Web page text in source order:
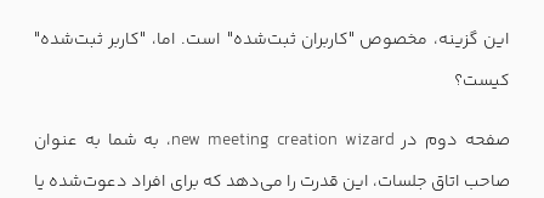
این گزینه، مخصوص "کاربران ثبت‌شده" است. اما، "کاربر ثبت‌شده"
کیست؟
صفحه دوم در new meeting creation wizard، به شما به عنوان
صاحب اتاق جلسات، این قدرت را می‌دهد که برای افراد دعوت‌شده یا